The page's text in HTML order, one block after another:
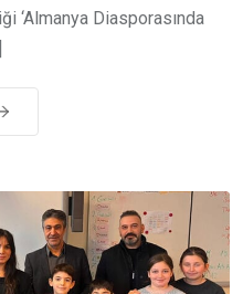
‘Almanya Diasporasında